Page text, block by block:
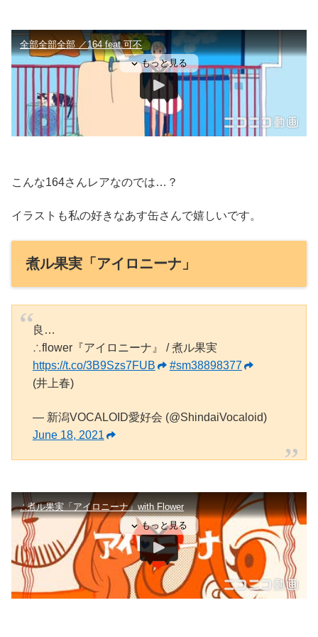
こんな164さんレアなのでは…？
イラストも私の好きなあす缶さんで嬉しいです。
煮ル果実「アイロニーナ」
良…
∴flower『アイロニーナ』 / 煮ル果実
https://t.co/3B9Szs7FUB
#sm38898377
(井上春)
— 新潟VOCALOID愛好会 (@ShindaiVocaloid)
June 18, 2021